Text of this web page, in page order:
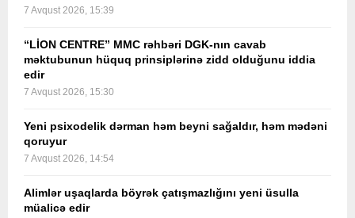
7 Avqust 2026, 15:39
“LİON CENTRE” MMC rəhbəri DGK-nın cavab
məktubunun hüquq prinsiplərinə zidd olduğunu iddia
edir
7 Avqust 2026, 15:30
Yeni psixodelik dərman həm beyni sağaldır, həm mədəni
qoruyur
7 Avqust 2026, 14:54
Alimlər uşaqlarda böyrək çatışmazlığını yeni üsulla
müalicə edir